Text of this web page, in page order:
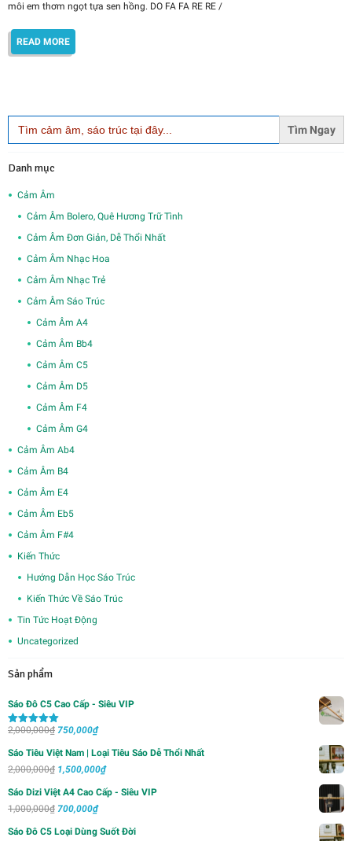
môi em thơm ngọt tựa sen hồng. DO FA FA RE RE /
READ MORE
Search
for:
Danh mục
Cảm Âm
Cảm Âm Bolero, Quê Hương Trữ Tình
Cảm Âm Đơn Giản, Dễ Thổi Nhất
Cảm Âm Nhạc Hoa
Cảm Âm Nhạc Trẻ
Cảm Âm Sáo Trúc
Cảm Âm A4
Cảm Âm Bb4
Cảm Âm C5
Cảm Âm D5
Cảm Âm F4
Cảm Âm G4
Cảm Âm Ab4
Cảm Âm B4
Cảm Âm E4
Cảm Âm Eb5
Cảm Âm F#4
Kiến Thức
Hướng Dẫn Học Sáo Trúc
Kiến Thức Về Sáo Trúc
Tin Tức Hoạt Động
Uncategorized
Sản phẩm
Sáo Đô C5 Cao Cấp - Siêu VIP
Được xếp
sao
2,000,000₫ Giá
là:
2,000,000₫.
750,000₫Giá
là:
750,000₫.
Sáo Tiêu Việt Nam | Loại Tiêu Sáo Dễ Thổi Nhất
2,000,000₫ Giá
2,000,000₫.
1,500,000₫Giá
tại
1,500,000₫.
Sáo Dizi Việt A4 Cao Cấp - Siêu VIP
1,000,000₫ Giá
700,000₫Giá
Sáo Đô C5 Loại Dùng Suốt Đời